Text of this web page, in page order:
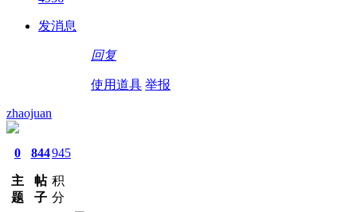
发消息
回复
使用道具 举报
zhaojuan
0
主
题
844
帖
子
945
积
分